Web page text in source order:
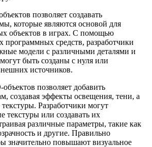
позволяет создавать
которые являются основой для
объектов в играх. С помощью
программных средств, разработчики
модели с различными деталями и
быть созданы с нуля или
источников.
позволяет добавить
создавая эффекты освещения, тени, а
Разработчики могут
текстуры или создавать их
различные параметры, такие как
и другие. Правильно
значительно повышают визуальное